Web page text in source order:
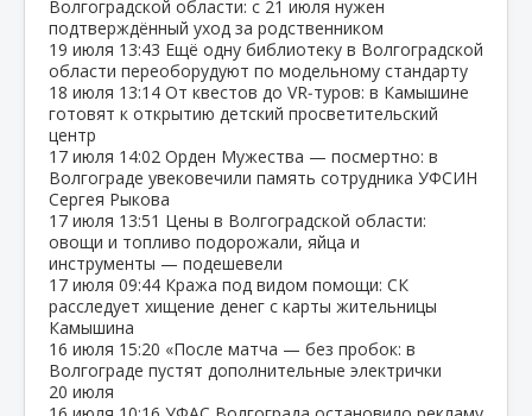
Волгоградской области: с 21 июля нужен
подтверждённый уход за родственником
19 июля 13:43 Ещё одну библиотеку в Волгоградской
области переоборудуют по модельному стандарту
18 июля 13:14 От квестов до VR‑туров: в Камышине
готовят к открытию детский просветительский
центр
17 июля 14:02 Орден Мужества — посмертно: в
Волгограде увековечили память сотрудника УФСИН
Сергея Рыкова
17 июля 13:51 Цены в Волгоградской области:
овощи и топливо подорожали, яйца и
инструменты — подешевели
17 июля 09:44 Кража под видом помощи: СК
расследует хищение денег с карты жительницы
Камышина
16 июля 15:20 «После матча — без пробок: в
Волгограде пустят дополнительные электрички
20 июля